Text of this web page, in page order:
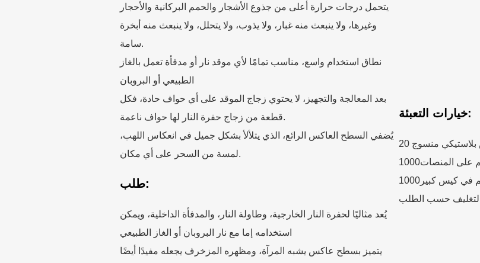
يتحمل درجات حرارة أعلى من جذوع الأشجار والحمم البركانية والأحجار
وغيرها، ولا ينبعث منه غبار، ولا يذوب، ولا يتحلل، ولا ينبعث منه أبخرة
سامة.
نطاق استخدام واسع، مناسب تمامًا لأي موقد نار أو مدفأة تعمل بالغاز
الطبيعي أو البروبان
بعد المعالجة والتجهيز، لا يحتوي زجاج الموقد على أي حواف حادة، فكل
قطعة من زجاج حفرة النار لها حواف ناعمة.
يُضفي السطح العاكس الرائع، الذي يتلألأ بشكل جميل في انعكاس اللهب،
لمسة من السحر على أي مكان.
طلب:
يُعد مثاليًا لحفرة النار الخارجية، وطاولة النار، والمدفأة الداخلية، ويمكن
استخدامه إما مع نار البروبان أو الغاز الطبيعي
يتميز بسطح عاكس يشبه المرآة، ومظهره المزخرف يجعله مفيدًا أيضًا
خيارات التعبئة: